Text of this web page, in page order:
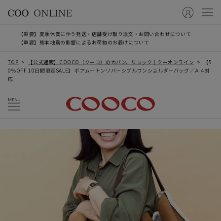
【重要】夏季休業に伴う発送・店舗受け取り注文・お問い合わせについて
【重要】熊本地震の影響によるお荷物のお届けについて
TOP 【公式通販】COOCO（クーコ）のカバン、リュック｜クーオンライン
【5
0％OFF 10日間限定SALE】 ボアムートンリバーシブルワンショルダーバッグ／Ａ４対
応
MENU